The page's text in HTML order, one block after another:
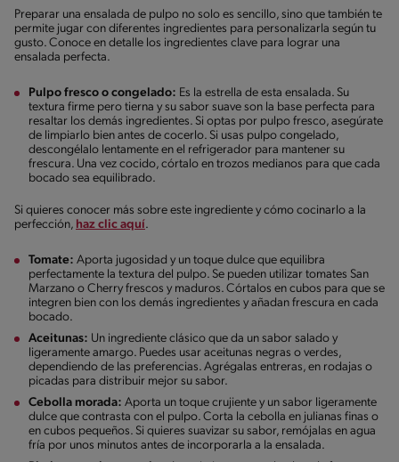
Preparar una ensalada de pulpo no solo es sencillo, sino que también te
permite jugar con diferentes ingredientes para personalizarla según tu
gusto. Conoce en detalle los ingredientes clave para lograr una
ensalada perfecta.
Pulpo fresco o congelado: Es la estrella de esta ensalada. Su
textura firme pero tierna y su sabor suave son la base perfecta para
resaltar los demás ingredientes. Si optas por pulpo fresco, asegúrate
de limpiarlo bien antes de cocerlo. Si usas pulpo congelado,
descongélalo lentamente en el refrigerador para mantener su
frescura. Una vez cocido, córtalo en trozos medianos para que cada
bocado sea equilibrado.
Si quieres conocer más sobre este ingrediente y cómo cocinarlo a la
perfección, haz clic aquí.
Tomate: Aporta jugosidad y un toque dulce que equilibra
perfectamente la textura del pulpo. Se pueden utilizar tomates San
Marzano o Cherry frescos y maduros. Córtalos en cubos para que se
integren bien con los demás ingredientes y añadan frescura en cada
bocado.
Aceitunas: Un ingrediente clásico que da un sabor salado y
ligeramente amargo. Puedes usar aceitunas negras o verdes,
dependiendo de las preferencias. Agrégalas entreras, en rodajas o
picadas para distribuir mejor su sabor.
Cebolla morada: Aporta un toque crujiente y un sabor ligeramente
dulce que contrasta con el pulpo. Corta la cebolla en julianas finas o
en cubos pequeños. Si quieres suavizar su sabor, remójalas en agua
fría por unos minutos antes de incorporarla a la ensalada.